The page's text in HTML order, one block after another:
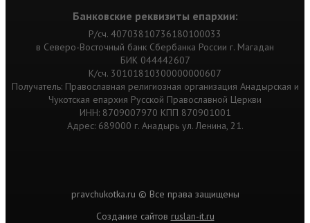
Банковские реквизиты епархии:
Р/сч. 40703810736180100033
в Северо-Восточный банк Сбербанка России г. Магадан
БИК 044442607
К/сч. 30101810300000000607
Получатель: Православная религиозная организация Анадырская и
Чукотская епархия Русской Православной Церкви
ИНН: 8709007970 КПП 870901001
Адрес: 689000 г. Анадырь ул. Ленина, 21.
pravchukotka.ru © Все права защищены
Cоздание сайтов ruslan-it.ru